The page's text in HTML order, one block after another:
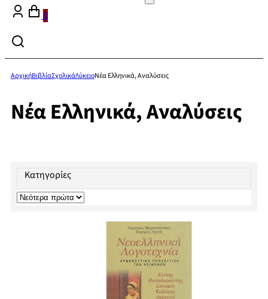
0
ΑρχικήΒιβλίαΣχολικάΛύκειοΝέα Ελληνικά, Αναλύσεις
Νέα Ελληνικά, Αναλύσεις
Κατηγορίες